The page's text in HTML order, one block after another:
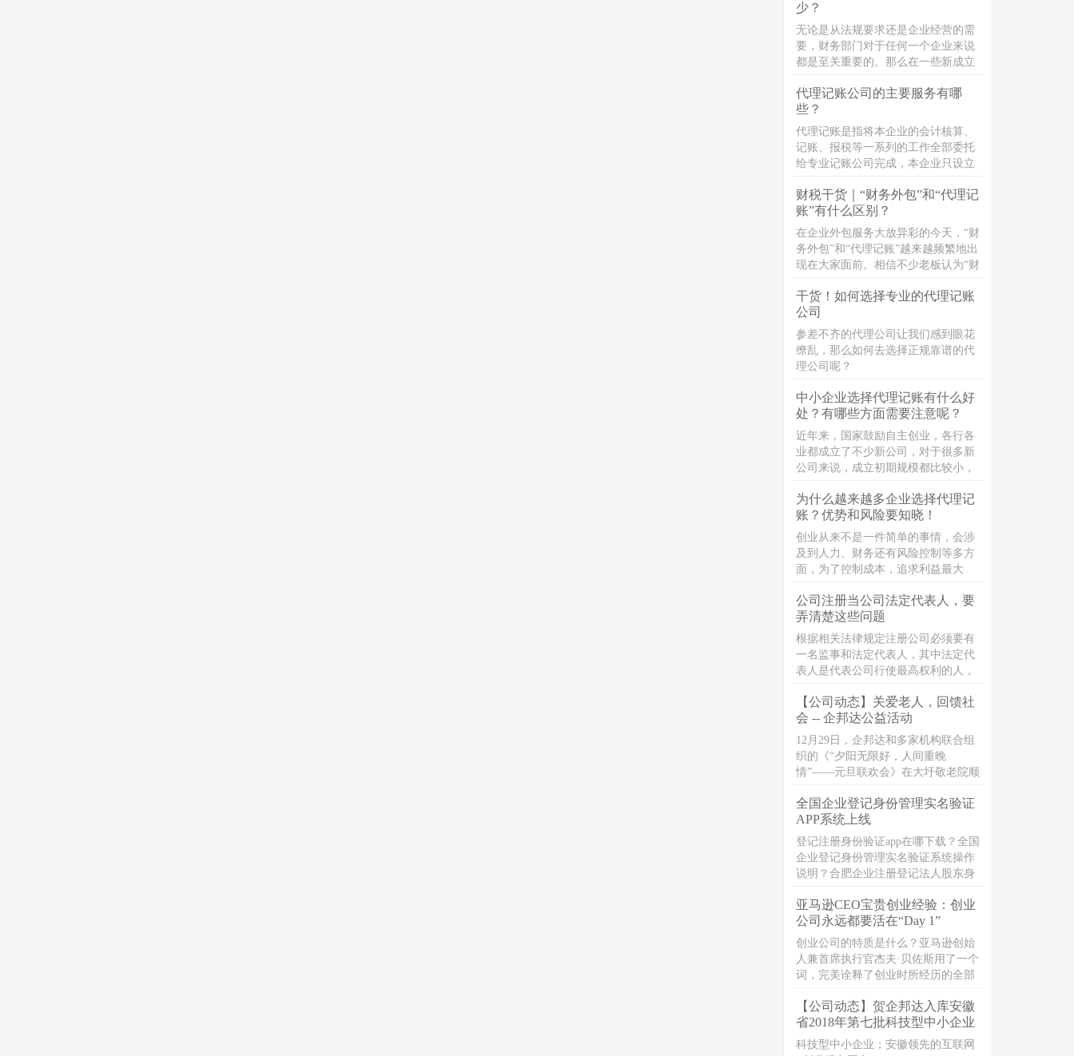
合规的，会给企业的财务安全带来重
大的安全隐患。财务人员挪用公款炒
股、赌博甚至是打赏主播，近年来也
屡见不鲜。
少？
无论是从法规要求还是企业经营的需
要，财务部门对于任何一个企业来说
都是至关重要的。那么在一些新成立
模小、业务简单、正处于创业初期会
自然而然地考虑选择招聘一名会计或
是兼职会计;对于规模较大的企业来
说，常常是通过直接招聘会计人员来
组建财务部门进行管理。因此很多企
记账也可称之为财务代理，是指将本
企业的会计核算、记账、报税等一系
完成，本企业只设立出纳人员，负责
日常货币收支业务和财产保管等工
作。
代理记账公司的主要服务有哪
些？
代理记账是指将本企业的会计核算、
记账、报税等一系列的工作全部委托
给专业记账公司完成，本企业只设立
财产保管等工作的管理活动。代理记
账的业务内容主要包括:审核原始凭
证，代制记账凭证，编制会计账簿，
编制会计报表，纳税申报，编制季度
财务分析报告；财税政策推广，财税
财税干货｜“财务外包”和“代理记
账”有什么区别？
在企业外包服务大放异彩的今天，“财
务外包”和“代理记账”越来越频繁地出
现在大家面前。相信不少老板认为“财
务，通过第三方机构打理公司的财
务，两者只是名义上的不同。其
实，“财务外包"和“代理记账"有很大
的区别。
干货！如何选择专业的代理记账
公司
参差不齐的代理公司让我们感到眼花
缭乱，那么如何去选择正规靠谱的代
理公司呢？
中小企业选择代理记账有什么好
处？有哪些方面需要注意呢？
近年来，国家鼓励自主创业，各行各
业都成立了不少新公司，对于很多新
公司来说，成立初期规模都比较小，
系列难题，一些公司还面临较为沉重
的资金压力。对于新成立的公司来
说，为了节约企业经营成本，又保证
企业记账报税质量，把工商税务问题
交给代理记账公司来打理，专业的事
的选择。
为什么越来越多企业选择代理记
账？优势和风险要知晓！
创业从来不是一件简单的事情，会涉
及到人力、财务还有风险控制等多方
面，为了控制成本，追求利益最大
那代理记账是什么呢？
公司注册当公司法定代表人，要
弄清楚这些问题
根据相关法律规定注册公司必须要有
一名监事和法定代表人，其中法定代
表人是代表公司行使最高权利的人，
编整理了公司法定代表人相关问题整
理，一起来看下吧。
【公司动态】关爱老人，回馈社
会 -- 企邦达公益活动
12月29日，企邦达和多家机构联合组
织的《“夕阳无限好，人间重晚
情”——元旦联欢会》在大圩敬老院顺
在元旦之前，一起带着爱心礼品，以
及真诚的祝福，走进敬老院，献爱
心，暖人心
全国企业登记身份管理实名验证
APP系统上线
登记注册身份验证app在哪下载？全国
企业登记身份管理实名验证系统操作
说明？合肥企业注册登记法人股东身
亚马逊CEO宝贵创业经验：创业
公司永远都要活在“Day 1”
创业公司的特质是什么？亚马逊创始
人兼首席执行官杰夫·贝佐斯用了一个
词，完美诠释了创业时所经历的全部
1”，也就是每天都要像创业第一天那
样运营公司。
【公司动态】贺企邦达入库安徽
省2018年第七批科技型中小企业
科技型中小企业；安徽领先的互联网